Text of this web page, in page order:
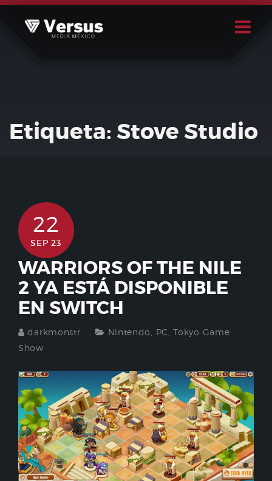
Skip
Etiqueta: Stove Studio
22
SEP 23
WARRIORS OF THE NILE
2 YA ESTÁ DISPONIBLE
EN SWITCH
darkmonstr Nintendo PC ,Tokyo Game
Show